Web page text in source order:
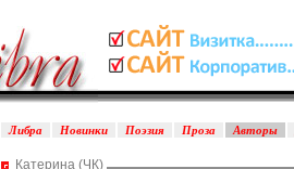
Либра Новинки Поэзия Проза Авторы
Катерина (ЧК)